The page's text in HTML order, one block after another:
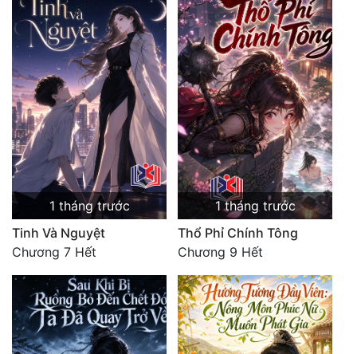
1 tháng trước
Tinh Và Nguyệt
Chương 7 Hết
1 tháng trước
Thổ Phỉ Chính Tông
Chương 9 Hết